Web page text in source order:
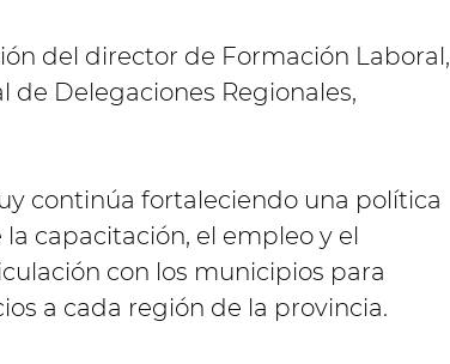
del director de Formación Laboral,
de Delegaciones Regionales,
continúa fortaleciendo una política
capacitación, el empleo y el
con los municipios para
a cada región de la provincia.